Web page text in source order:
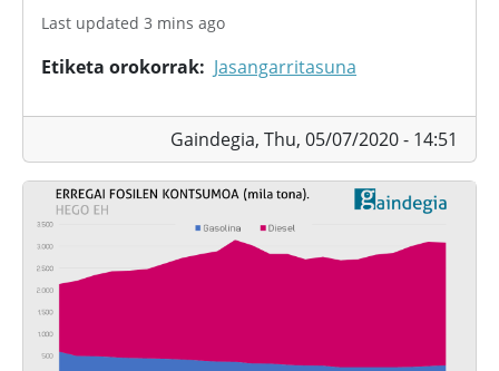
Last updated 3 mins ago
Etiketa orokorrak Jasangarritasuna
Gaindegia, Thu, 05/07/2020 - 14:51